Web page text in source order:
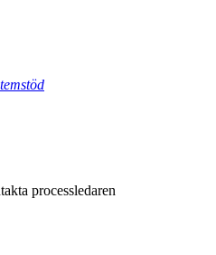
processledaren